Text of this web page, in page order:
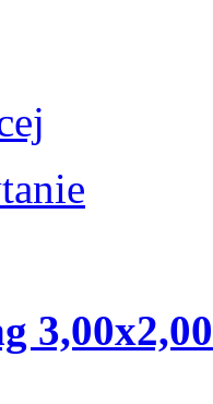
3,00x2,00